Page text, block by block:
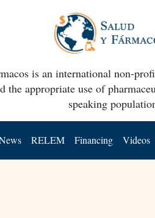
is an international non-
the appropriate use of
speaking
RELEM Financing Videos